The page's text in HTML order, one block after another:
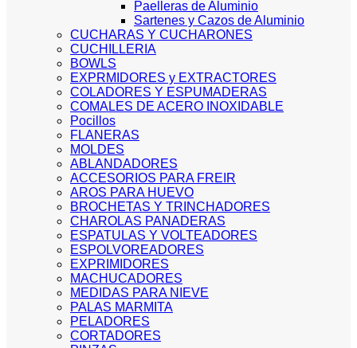
Paelleras de Aluminio
Sartenes y Cazos de Aluminio
CUCHARAS Y CUCHARONES
CUCHILLERIA
BOWLS
EXPRMIDORES y EXTRACTORES
COLADORES Y ESPUMADERAS
COMALES DE ACERO INOXIDABLE
Pocillos
FLANERAS
MOLDES
ABLANDADORES
ACCESORIOS PARA FREIR
AROS PARA HUEVO
BROCHETAS Y TRINCHADORES
CHAROLAS PANADERAS
ESPATULAS Y VOLTEADORES
ESPOLVOREADORES
EXPRIMIDORES
MACHUCADORES
MEDIDAS PARA NIEVE
PALAS MARMITA
PELADORES
CORTADORES